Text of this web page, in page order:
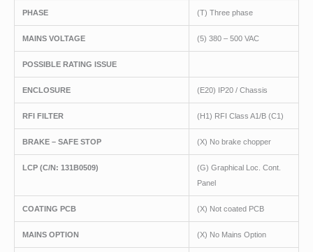
PHASE (T) Three phase
MAINS VOLTAGE (5) 380 – 500 VAC
POSSIBLE RATING ISSUE
ENCLOSURE (E20) IP20 / Chassis
RFI FILTER (H1) RFI Class A1/B (C1)
BRAKE – SAFE STOP (X) No brake chopper
LCP (C/N: 131B0509)
(G) Graphical Loc. Cont.
Panel
COATING PCB (X) Not coated PCB
MAINS OPTION (X) No Mains Option